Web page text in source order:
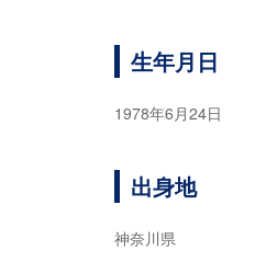
生年月日
1978年6月24日
出身地
神奈川県